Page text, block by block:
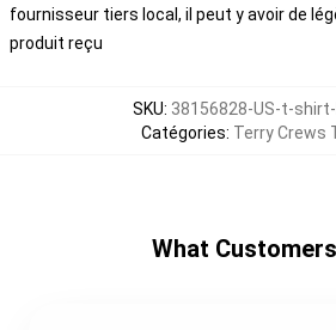
fournisseur tiers local, il peut y avoir de
produit reçu
SKU: 38156828-US-t-shirt-
Catégories: Terry Crews
What